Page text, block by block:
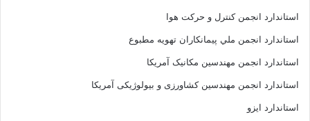
استاندارد انجمن کنترل و حرکت هوا
استاندارد انجمن ملي پيمانکاران تهويه مطبوع
استاندارد انجمن مهندسين مکانيک آمريکا
استاندارد انجمن مهندسین کشاورزی و بیولوژیکی آمریکا
استاندارد ایزو